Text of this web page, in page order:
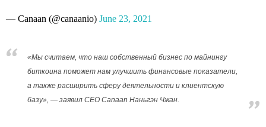
— Canaan (@canaanio) June 23, 2021
«Мы считаем, что наш собственный бизнес по майнингу
биткоина поможет нам улучшить финансовые показатели,
а также расширить сферу деятельности и клиентскую
базу», — заявил CEO Canaan Наньгэн Чжан.